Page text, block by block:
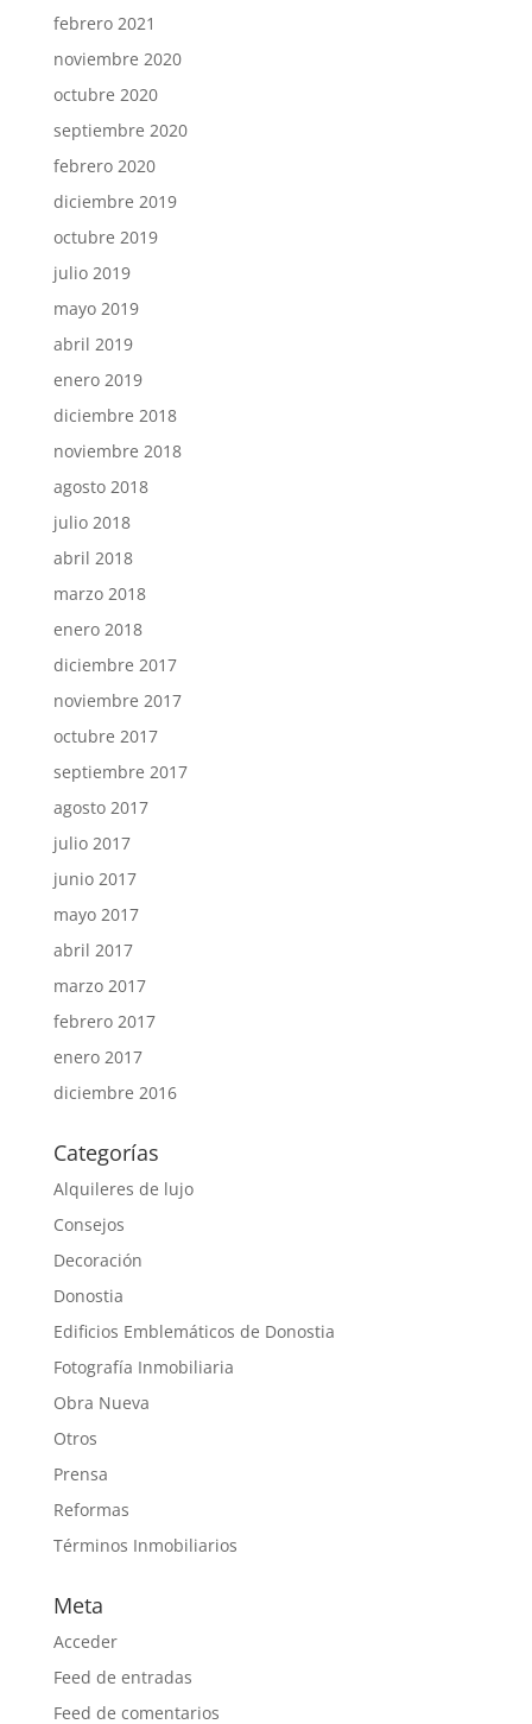
febrero 2021
noviembre 2020
octubre 2020
septiembre 2020
febrero 2020
diciembre 2019
octubre 2019
julio 2019
mayo 2019
abril 2019
enero 2019
diciembre 2018
noviembre 2018
agosto 2018
julio 2018
abril 2018
marzo 2018
enero 2018
diciembre 2017
noviembre 2017
octubre 2017
septiembre 2017
agosto 2017
julio 2017
junio 2017
mayo 2017
abril 2017
marzo 2017
febrero 2017
enero 2017
diciembre 2016
Categorías
Alquileres de lujo
Consejos
Decoración
Donostia
Edificios Emblemáticos de Donostia
Fotografía Inmobiliaria
Obra Nueva
Otros
Prensa
Reformas
Términos Inmobiliarios
Meta
Acceder
Feed de entradas
Feed de comentarios